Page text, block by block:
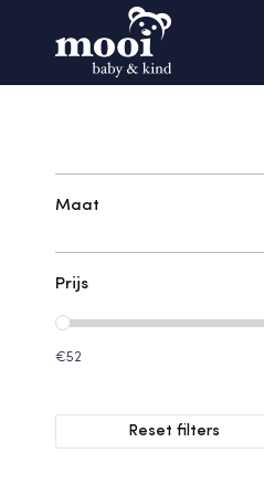
Maat
Prijs
€52
Reset filters